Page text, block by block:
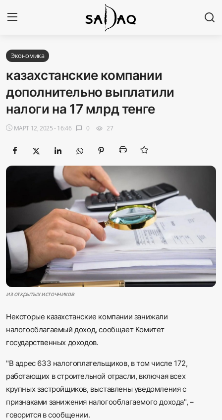
Авторизоваться
Наши контакты
Новости
Политика
Экономика
Sadaq TV
Общество
Экономика
казахстанские компании
дополнительно выплатили
налоги на 17 млрд тенге
МАРТ 12, 2025 - 16:46 chat_bubble 0 visibility 27
из открытых источников
Некоторые казахстанские компании занижали
налогооблагаемый доход, сообщает Комитет
государственных доходов.
"В адрес 633 налогоплательщиков, в том числе 172,
работающих в строительной отрасли, включая всех
крупных застройщиков, выставлены уведомления с
признаками занижения налогооблагаемого дохода", –
говорится в сообщении.